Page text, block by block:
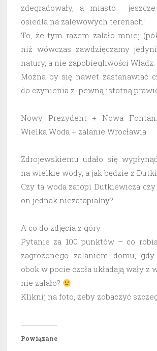
zdegradowały, a miasto jeszcze
osiedla na zalewowych terenach!
To, że tym razem zalało mniej
niż wówczas zawdzięczamy
natury, a nie zapobiegliwości Władz.
Można by się nawet zastanawiać
do czynienia z pewną istotną
Nowy Prezydent + Nowa
Wielka Woda + zalanie Wrocławia
Zdrojewskiemu udało się
na wielkie wody, a jak będzie z
Czy ta woda zatopi Dutkiewicza
on jednak niezatapialny?
A co do zdjęcia z góry.
Pytanie za 100 punktów – co
zagrożonego zalaniem domu,
obok w pocie czoła układają wały z
nie zalało?
Kliknij na foto, żeby zobaczyć
Powiązane